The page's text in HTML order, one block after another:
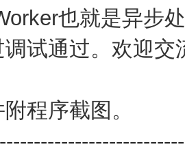
也就是异步
试通过。欢迎
程序截图。